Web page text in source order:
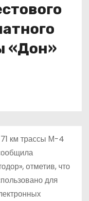
«Дон»
км трассы М-4
отметив, что
для